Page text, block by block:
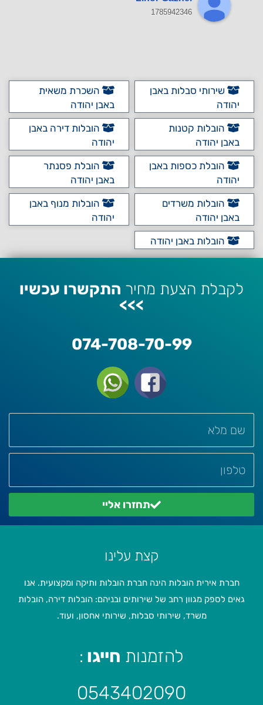
1785942346
שירותי סבלות באבן
יהודה
השכרת משאית
באבן יהודה
הובלות קטנות
באבן יהודה
הובלות דירה באבן
יהודה
הובלת כספות באבן
יהודה
הובלת פסנתר
באבן יהודה
הובלות משרדים
באבן יהודה
הובלות מנוף באבן
יהודה
הובלות באבן יהודה
לקבלת הצעת מחיר התקשרו עכשיו
>>>
074-708-70-99
תחזרו אליי
קצת עלינו
חברת אירית הובלות הינה חברת הובלות ותיקה ומקצועית. אנו
גאים לספק מגוון רחב של שירותים ובניהם: הובלות דירה, הובלות
משרד, שירותי סבלות, שירותי אחסון, ועוד.
להזמנות חייגו :
0543402090